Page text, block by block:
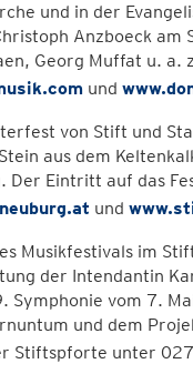
und in der
Anzboeck
Georg Muffat u.
und
von Stift und
aus dem
Der Eintritt auf das
und
Musikfestivals im
der Intendantin
Symphonie vom 7.
und dem
Stiftspforte unter